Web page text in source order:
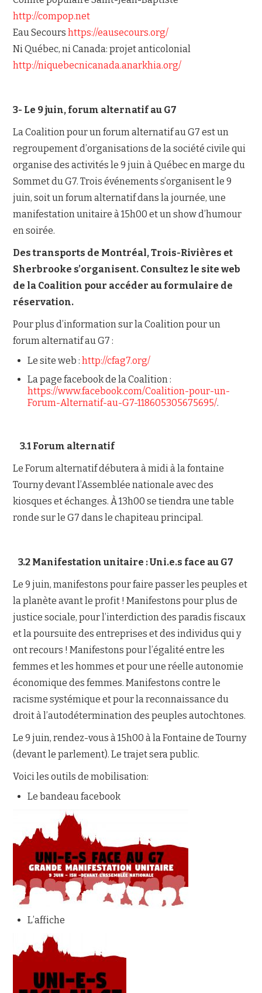
http://compop.net
Eau Secourshttps://eausecours.org/
Ni Québec, ni Canada: projet anticolonial
http://niquebecnicanada.anarkhia.org/
3- Le 9 juin, forum alternatif au G7
La Coalition pour un forum alternatif au G7 est un
regroupement d’organisations de la société civile qui
organise des activités le 9 juin à Québec en marge du
Sommet du G7. Trois événements s’organisent le 9
juin, soit un forum alternatif dans la journée, une
manifestation unitaire à 15h00 et un show d’humour
en soirée.
Des transports de Montréal, Trois-Rivières et
Sherbrooke s’organisent. Consultez le site web
de la Coalition pour accéder au formulaire de
réservation.
Pour plus d’information sur la Coalition pour un
forum alternatif au G7 :
Le site web :http://cfag7.org/
La page facebook de la Coalition :
https://www.facebook.com/Coalition-pour-un-
Forum-Alternatif-au-G7-118605305675695/.
3.1 Forum alternatif
Le Forum alternatif débutera à midi à la fontaine
Tourny devant l’Assemblée nationale avec des
kiosques et échanges. À 13h00 se tiendra une table
ronde sur le G7 dans le chapiteau principal.
3.2 Manifestation unitaire : Uni.e.s face au G7
Le 9 juin, manifestons pour faire passer les peuples et
la planète avant le profit ! Manifestons pour plus de
justice sociale, pour l’interdiction des paradis fiscaux
et la poursuite des entreprises et des individus qui y
ont recours ! Manifestons pour l’égalité entre les
femmes et les hommes et pour une réelle autonomie
économique des femmes. Manifestons contre le
racisme systémique et pour la reconnaissance du
droit à l’autodétermination des peuples autochtones.
Le 9 juin, rendez-vous à 15h00 à la Fontaine de Tourny
(devant le parlement). Le trajet sera public.
Voici les outils de mobilisation:
Le bandeau facebook
L’affiche